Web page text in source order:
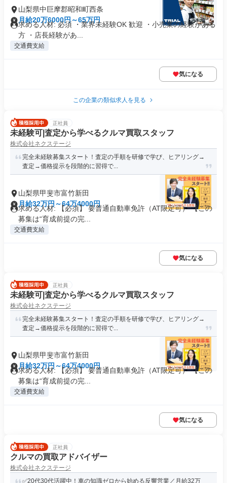
山梨県中巨摩郡昭和町西条
月給20万6000円～65万円
求める人材: 必須 ・業界未経験OK 歓迎 ・小売業の経験がある
方 ・店長経験があ...
交通費支給
気になる
この企業の類似求人を見る
正社員
未経験可|査定から学べるクルマ買取スタッフ
株式会社ネクステージ
完全未経験募集スタート！査定の手順を研修で学び、ヒアリング→
査定→価格提示を段階的に習得で...
山梨県甲斐市富竹新田
月給32万円～64万4000円
求める人材: 【必須】 要普通自動車免許（AT限定可） 【この
募集は“育成前提の完...
交通費支給
気になる
正社員
未経験可|査定から学べるクルマ買取スタッフ
株式会社ネクステージ
完全未経験募集スタート！査定の手順を研修で学び、ヒアリング→
査定→価格提示を段階的に習得で...
山梨県甲斐市富竹新田
月給32万円～64万4000円
求める人材: 【必須】 要普通自動車免許（AT限定可） 【この
募集は“育成前提の完...
交通費支給
気になる
正社員
クルマの買取アドバイザー
株式会社ネクステージ
✅20代30代活躍中！車の知識ゼロから始める反響営業／月給32万